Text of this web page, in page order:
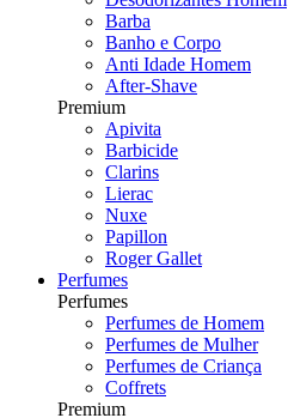
Barba
Banho e Corpo
Anti Idade Homem
After-Shave
Premium
Apivita
Barbicide
Clarins
Lierac
Nuxe
Papillon
Roger Gallet
Perfumes
Perfumes
Perfumes de Homem
Perfumes de Mulher
Perfumes de Criança
Coffrets
Premium